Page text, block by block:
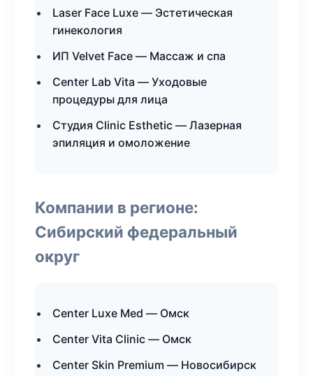
Laser Face Luxe — Эстетическая
гинекология
ИП Velvet Face — Массаж и спа
Center Lab Vita — Уходовые
процедуры для лица
Студия Clinic Esthetic — Лазерная
эпиляция и омоложение
Компании в регионе:
Сибирский федеральный
округ
Center Luxe Med — Омск
Center Vita Clinic — Омск
Center Skin Premium — Новосибирск